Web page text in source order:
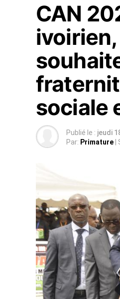
CAN
sociale
Publié le : jeudi
Par: Primature